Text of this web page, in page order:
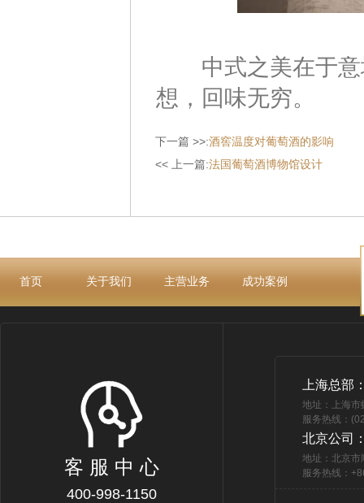
中式之美在于意
想，回味无穷。
下一篇 >>:酒窖温度对葡萄酒的影响
<< 上一篇:法国葡萄酒博物馆设计
首页 关于我们 主营业务 成功案例
客 服 中 心
400-998-1150
上海总部
地址：上海
服务热线：
北京公司
地址：北京市
服务热线：